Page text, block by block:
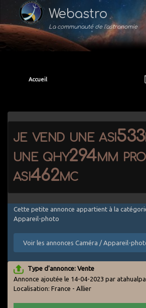
Webastro
La communauté de l'astronomie
Accueil
je vend une
une qhy294mm
asi462mc
Cette petite annonce appartient à la
Appareil-photo
Voir les annonces Caméra / Appareil-
Type d'annonce: Vente
Annonce ajoutée le 14-04-2023 par
Localisation: France - Allier